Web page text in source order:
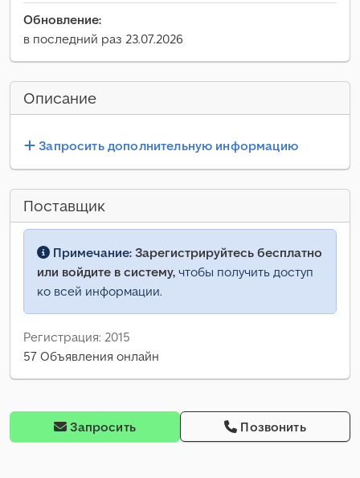
Обновление:
в последний раз 23.07.2026
Описание
Запросить дополнительную информацию
Поставщик
Примечание: Зарегистрируйтесь бесплатно
или войдите в систему, чтобы получить доступ
ко всей информации.
Регистрация: 2015
57 Объявления онлайн
Запросить Позвонить